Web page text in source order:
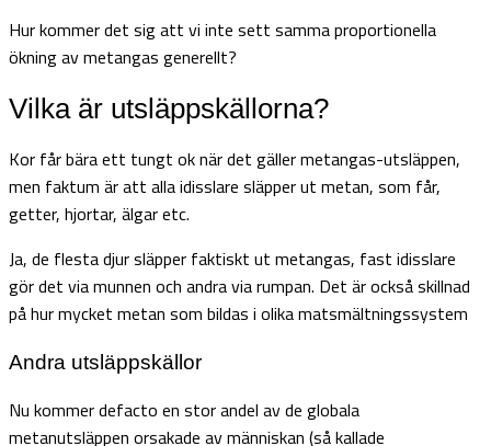
Hur kommer det sig att vi inte sett samma proportionella
ökning av metangas generellt?
Vilka är utsläppskällorna?
Kor får bära ett tungt ok när det gäller metangas-utsläppen,
men faktum är att alla idisslare släpper ut metan, som får,
getter, hjortar, älgar etc.
Ja, de flesta djur släpper faktiskt ut metangas, fast idisslare
gör det via munnen och andra via rumpan. Det är också skillnad
på hur mycket metan som bildas i olika matsmältningssystem
Andra utsläppskällor
Nu kommer defacto en stor andel av de globala
metanutsläppen orsakade av människan (så kallade